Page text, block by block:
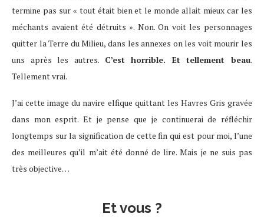
termine pas sur « tout était bien et le monde allait mieux car les
méchants avaient été détruits ». Non. On voit les personnages
quitter la Terre du Milieu, dans les annexes on les voit mourir les
uns après les autres. C’est horrible. Et tellement beau.
Tellement vrai.
J’ai cette image du navire elfique quittant les Havres Gris gravée
dans mon esprit. Et je pense que je continuerai de réfléchir
longtemps sur la signification de cette fin qui est pour moi, l’une
des meilleures qu’il m’ait été donné de lire. Mais je ne suis pas
très objective…
Et vous ?